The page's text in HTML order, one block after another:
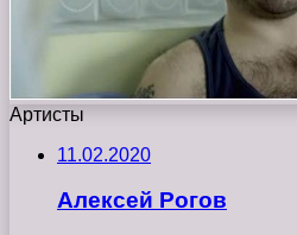
Артисты
11.02.2020
Алексей Рогов